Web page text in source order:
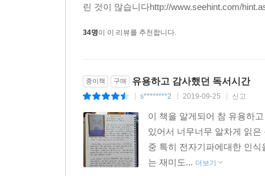
린 것이 많습니다http://www.seehint.com/
34명이 이 리뷰를 추천합니다.
종이책 구매 유용하고 감사했던 독서시간
s********2 2019-09-25 신고
이 책을 알게되어 참 유용하
있어서 너무너무 알차게 읽
중 특히 전자기파에대한 인
는 재미도... 더보기